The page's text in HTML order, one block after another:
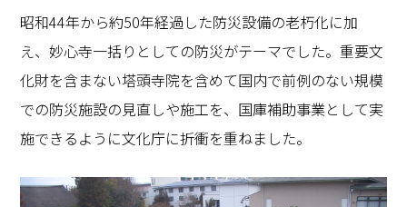
昭和44年から約50年経過した防災設備の老朽化に加
え、妙心寺一括りとしての防災がテーマでした。重要文
化財を含まない塔頭寺院を含めて国内で前例のない規模
での防災施設の見直しや施工を、国庫補助事業として実
施できるように文化庁に折衝を重ねました。